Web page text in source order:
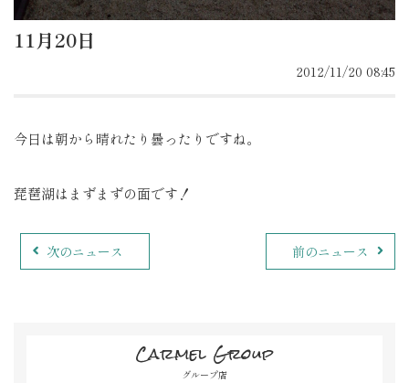
11月20日
2012/11/20 08:45
今日は朝から晴れたり曇ったりですね。
琵琶湖はまずまずの面です！
次のニュース 前のニュース
Carmel Group
グループ店